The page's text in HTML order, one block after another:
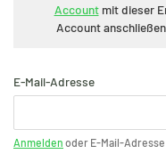
Accountmit dieser
Account
E-Mail-Adresse
Anmelden oder E-Mail-